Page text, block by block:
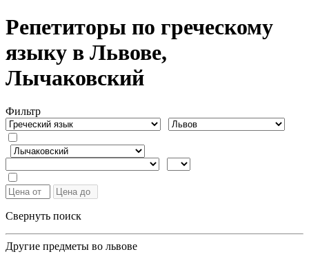
Репетиторы по греческому
языку в Львове,
Лычаковский
Фильтр
Свернуть поиск
Другие предметы во львове